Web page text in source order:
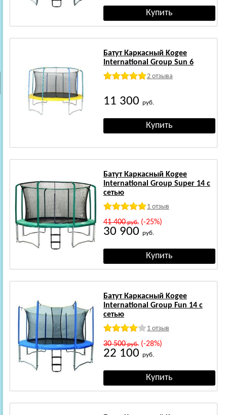
Батут Каркасный Kogee
International Group Sun 6
2 отзыва
11 300 руб.
Батут Каркасный Kogee
International Group Super 14 с
сетью
1 отзыв
41 400руб.(-25%)
30 900 руб.
Батут Каркасный Kogee
International Group Fun 14 с
сетью
1 отзыв
30 500руб.(-28%)
22 100 руб.